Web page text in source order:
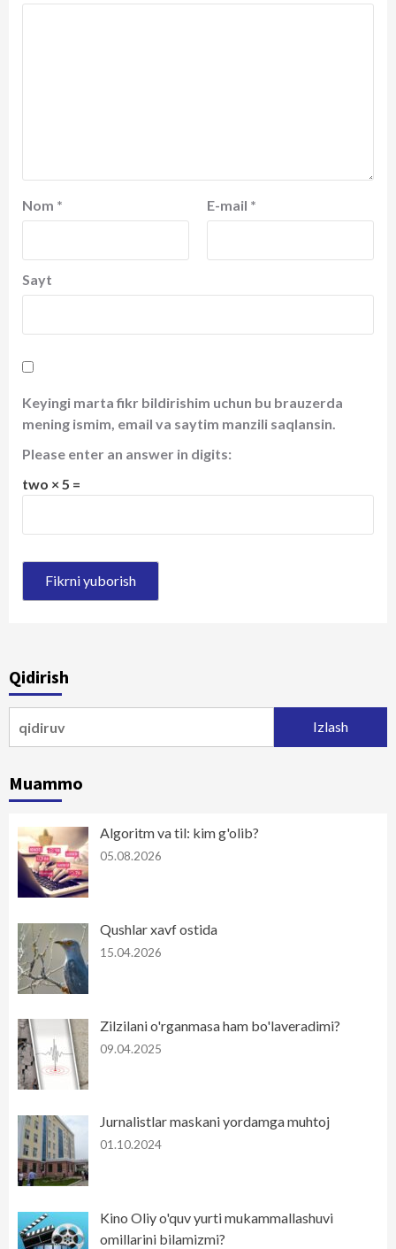
Nom * E-mail *
Sayt
Keyingi marta fikr bildirishim uchun bu brauzerda
mening ismim, email va saytim manzili saqlansin.
Please enter an answer in digits:
two × 5 =
Qidirish
Muammo
Algoritm va til: kim g'olib?
05.08.2026
Qushlar xavf ostida
15.04.2026
Zilzilani o'rganmasa ham bo'laveradimi?
09.04.2025
Jurnalistlar maskani yordamga muhtoj
01.10.2024
Kino Oliy o'quv yurti mukammallashuvi
omillarini bilamizmi?